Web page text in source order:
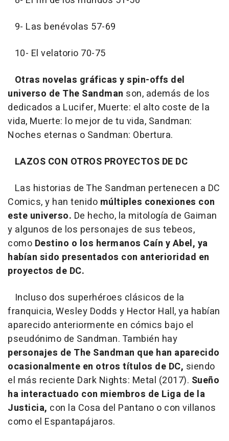
9- Las benévolas 57-69
10- El velatorio 70-75
Otras novelas gráficas y spin-offs del
universo de The Sandman son, además de los
dedicados a Lucifer, Muerte: el alto coste de la
vida, Muerte: lo mejor de tu vida, Sandman:
Noches eternas o Sandman: Obertura.
LAZOS CON OTROS PROYECTOS DE DC
Las historias de The Sandman pertenecen a DC
Comics, y han tenido múltiples conexiones con
este universo. De hecho, la mitología de Gaiman
y algunos de los personajes de sus tebeos,
como Destino o los hermanos Caín y Abel, ya
habían sido presentados con anterioridad en
proyectos de DC.
Incluso dos superhéroes clásicos de la
franquicia, Wesley Dodds y Hector Hall, ya habían
aparecido anteriormente en cómics bajo el
pseudónimo de Sandman. También hay
personajes de The Sandman que han aparecido
ocasionalmente en otros títulos de DC, siendo
el más reciente Dark Nights: Metal (2017). Sueño
ha interactuado con miembros de Liga de la
Justicia, con la Cosa del Pantano o con villanos
como el Espantapájaros.